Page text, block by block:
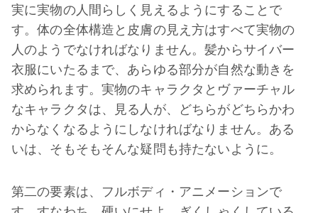
実に実物の人間らしく見えるようにすることで
す。体の全体構造と皮膚の見え方はすべて実物の
人のようでなければなりません。髪からサイバー
衣服にいたるまで、あらゆる部分が自然な動きを
求められます。実物のキャラクタとヴァーチャル
なキャラクタは、見る人が、どちらがどちらかわ
からなくなるようにしなければなりません。ある
いは、そもそもそんな疑問も持たないように。
第二の要素は、フルボディ・アニメーションで